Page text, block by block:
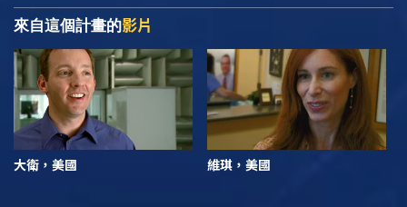
來自這個計畫的影片
大衛，美國 維琪，美國